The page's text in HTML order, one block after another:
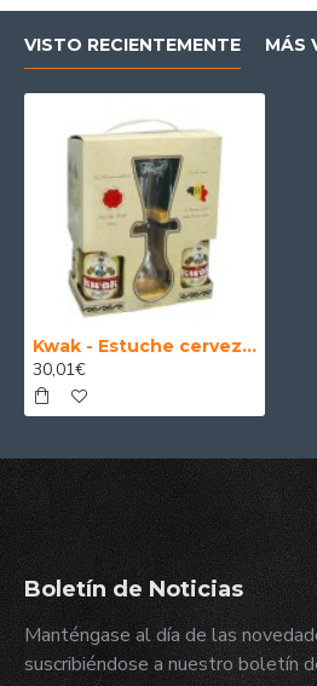
VISTO RECIENTEMENTE MÁS
Kwak - Estuche cerveza Belga 4x33 cl. + 1 Vaso Kwak
30,01€
Boletín de Noticias
Manténgase al día de las
suscribiéndose a nuestro boletín